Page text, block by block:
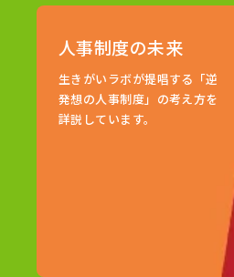
人事制度の未来
生きがいラボが提唱する「逆
発想の人事制度」の考え方を
詳説しています。